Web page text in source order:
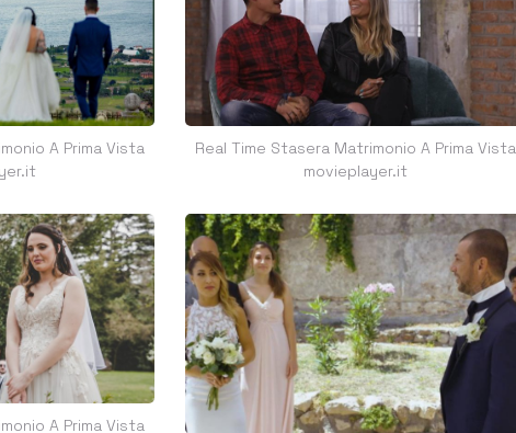
A Prima Vista
Real Time Stasera Matrimonio A Prima Vista
movieplayer.it
A Prima Vista